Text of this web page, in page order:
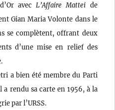
avec L’Affaire Mattei de
Gian Maria Volonte dans le
se complètent, offrant deux
d’une mise en relief des
a bien été membre du Parti
a rendu sa carte en 1956, à la
par l’URSS.